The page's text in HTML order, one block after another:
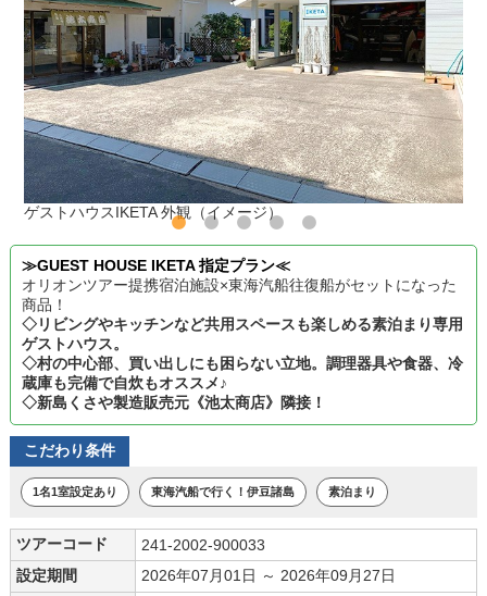
ゲストハウスIKETA 外観（イメージ）
≫GUEST HOUSE IKETA 指定プラン≪
オリオンツアー提携宿泊施設×東海汽船往復船がセットになった
商品！
◇リビングやキッチンなど共用スペースも楽しめる素泊まり専用
ゲストハウス。
◇村の中心部、買い出しにも困らない立地。調理器具や食器、冷
蔵庫も完備で自炊もオススメ♪
◇新島くさや製造販売元《池太商店》隣接！
こだわり条件
1名1室設定あり 東海汽船で行く！伊豆諸島 素泊まり
ツアーコード
241-2002-900033
設定期間
2026年07月01日 ～ 2026年09月27日